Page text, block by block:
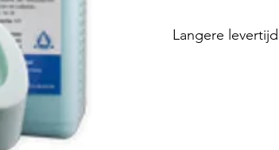
Langere